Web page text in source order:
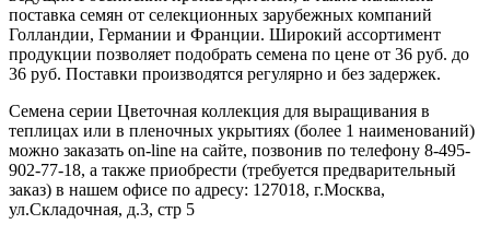
поставка семян от селекционных зарубежных компаний
Голландии, Германии и Франции. Широкий ассортимент
продукции позволяет подобрать семена по цене от 36 руб. до
36 руб. Поставки производятся регулярно и без задержек.
Семена серии Цветочная коллекция для выращивания в
теплицах или в пленочных укрытиях (более 1 наименований)
можно заказать on-line на сайте, позвонив по телефону 8-495-
902-77-18, а также приобрести (требуется предварительный
заказ) в нашем офисе по адресу: 127018, г.Москва,
ул.Складочная, д.3, стр 5